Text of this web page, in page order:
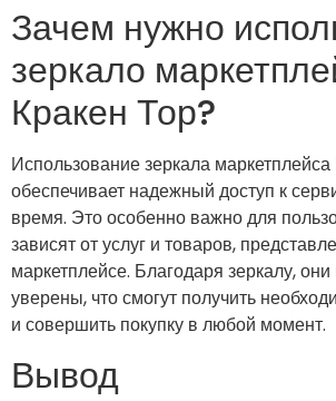
Зачем нужно
зеркало
Кракен Тор?
Использование зеркала
обеспечивает надежный доступ к
время. Это особенно важно для
зависят от услуг и товаров,
маркетплейсе. Благодаря зеркалу,
уверены, что смогут получить
и совершить покупку в любой момент.
Вывод